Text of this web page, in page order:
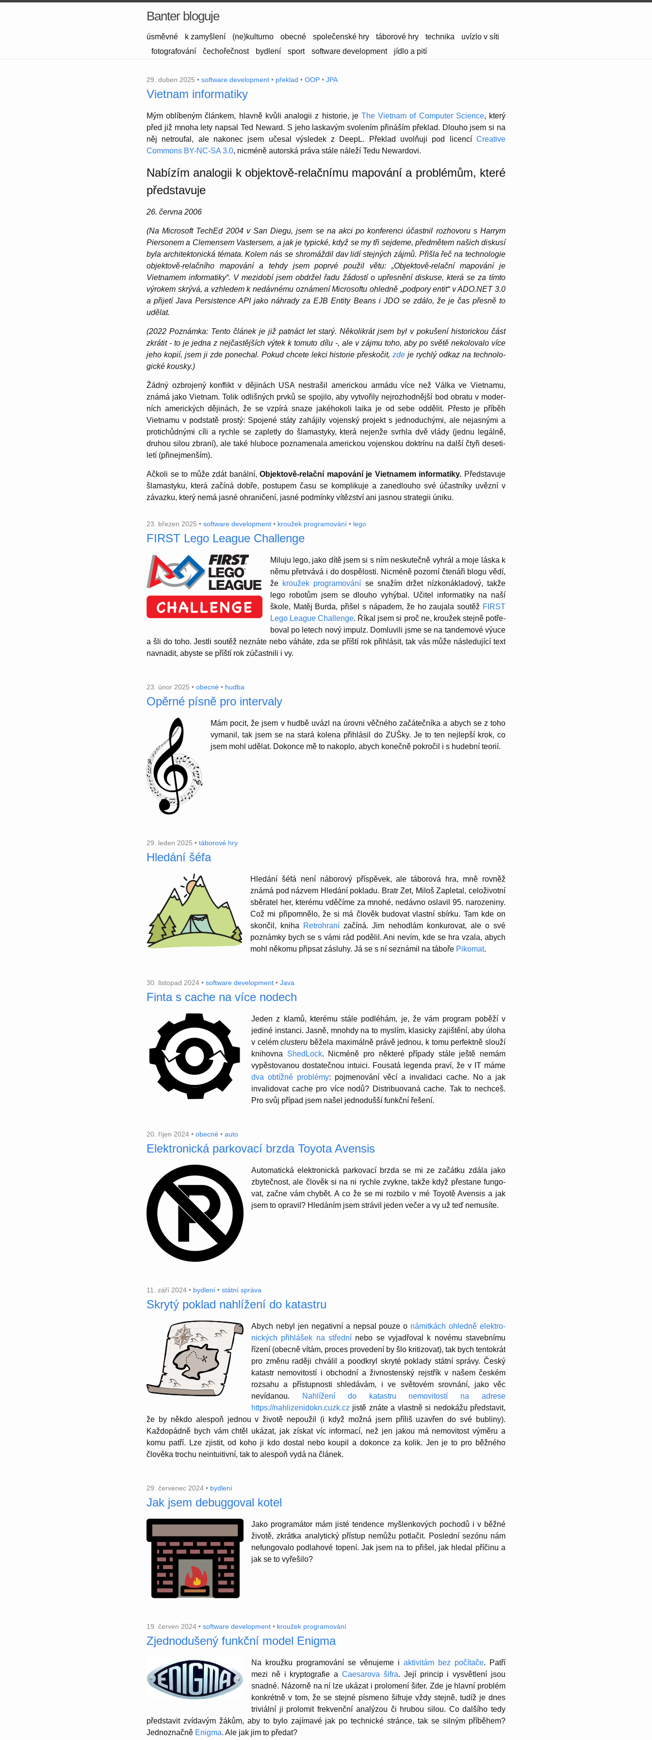
Banter bloguje
úsměvné k zamyšlení (ne)kulturno obecné společenské hry táborové hry technika
uvízlo v síti
fotografování
čechořečnost bydlení sport software development jídlo a pití
29. duben 2025 • software development • překlad • OOP • JPA
Vietnam informatiky
Mým oblíbeným článkem, hlavně kvůli analogii z historie, je The Vietnam of Computer Science, který
před již mnoha lety napsal Ted Neward. S jeho laskavým svolením přináším překlad. Dlouho jsem si na
něj netrou­fal, ale nakonec jsem učesal výsledek z DeepL. Překlad uvolňuji pod licencí Creative
Commons BY-NC-SA 3.0, nicméně autorská práva stále náleží Tedu Newardovi.
Nabízím analogii k objektově-relačnímu mapování a problémům, které
představuje
26. června 2006
(Na Micro­soft TechEd 2004 v San Diegu, jsem se na akci po konfe­renci účastnil rozho­voru s Harrym
Piersonem a Clemensem Vaster­sem, a jak je typické, když se my tři sejdeme, předmětem našich diskusí
byla archi­tek­to­nická témata. Kolem nás se shromáždil dav lidí stejných zájmů. Přišla řeč na techno­logie
objek­tově-re­lač­ního mapování a tehdy jsem poprvé použil větu: „Objek­tově-re­lační mapování je
Vietnamem infor­ma­ti­ky“. V mezidobí jsem obdržel řadu žádostí o upřes­nění diskuse, která se za tímto
výrokem skrývá, a vzhledem k nedáv­nému oznámení Micro­softu ohledně „podpory entit“ v ADO.NET 3.0
a přijetí Java Persis­tence API jako náhrady za EJB Entity Beans i JDO se zdálo, že je čas přesně to
udělat.
(2022 Poznámka: Tento článek je již patnáct let starý. Několikrát jsem byl v pokušení historickou část
zkrátit - to je jedna z nejčas­tějších výtek k tomuto dílu -, ale v zájmu toho, aby po světě nekolo­valo více
jeho kopií, jsem ji zde ponechal. Pokud chcete lekci historie přeskočit,zde je rychlý odkaz na techno­lo­
gické kousky.)
Žádný ozbro­jený konflikt v dějinách USA nestrašil americkou armádu více než Válka ve Vietnamu,
známá jako Vietnam. Tolik odlišných prvků se spojilo, aby vytvořily nejrozhod­nější bod obratu v moder­
ních americ­kých dějinách, že se vzpírá snaze jakého­koli laika je od sebe oddělit. Přesto je příběh
Vietnamu v podstatě prostý: Spojené státy zahájily vojenský projekt s jedno­duchými, ale nejas­nými a
proti­chůd­nými cíli a rychle se zapletly do šlamas­tyky, která nejenže svrhla dvě vlády (jednu legálně,
druhou silou zbraní), ale také hluboce pozna­me­nala americkou vojen­skou doktrínu na další čtyři deseti­
letí (přinejmenším).
Ačkoli se to může zdát banální,Objek­tově-re­lační mapování je Vietnamem informatiky. Předs­ta­vuje
šlamas­tyku, která začíná dobře, postupem času se kompli­kuje a zanedlouho své účast­níky uvězní v
závazku, který nemá jasné ohranič­ení, jasné podmínky vítěz­ství ani jasnou strategii úniku.
23. březen 2025 • software development • kroužek programování • lego
FIRST Lego League Challenge
Miluju lego, jako dítě jsem si s ním nesku­tečně vyhrál a moje láska k
němu přetr­vává i do dospělosti. Nicméně pozorní čtenáři blogu vědí,
že kroužek programování se snažím držet nízkonák­la­dový, takže
lego robotům jsem se dlouho vyhýbal. Učitel infor­ma­tiky na naší
škole, Matěj Burda, přišel s nápadem, že ho zaujala soutěž FIRST
Lego League Challenge. Říkal jsem si proč ne, kroužek stejně potře­
boval po letech nový impulz. Domlu­vili jsme se na tande­mové výuce
a šli do toho. Jestli soutěž neznáte nebo váháte, zda se příští rok přihlásit, tak vás může násle­dující text
navna­dit, abyste se příští rok zúčast­nili i vy.
23. únor 2025 • obecné • hudba
Opěrné písně pro intervaly
Mám pocit, že jsem v hudbě uvázl na úrovni věčného začáteč­níka a abych se z toho
vymanil, tak jsem se na stará kolena přihlásil do ZUŠky. Je to ten nejlepší krok, co
jsem mohl udělat. Dokonce mě to nakoplo, abych konečně pokročil i s hudební teorií.
29. leden 2025 • táborové hry
Hledání šéfa
Hledání šéfá není náborový příspěvek, ale táborová hra, mně rovněž
známá pod názvem Hledání pokladu. Bratr Zet, Miloš Zaple­tal, celoži­votní
sběratel her, kterému vděčíme za mnohé, nedávno oslavil 95. naroze­niny.
Což mi připom­nělo, že si má člověk budovat vlastní sbírku. Tam kde on
skončil, kniha
Retrohraní začíná. Jim nehodlám konku­ro­vat, ale o své
poznámky bych se s vámi rád podělil. Ani nevím, kde se hra vzala, abych
mohl někomu připsat zásluhy. Já se s ní seznámil na táboře Pikomat.
30. listopad 2024 • software development • Java
Finta s cache na více nodech
Jeden z klamů, kterému stále podléhám, je, že vám program poběží v
jediné instanci. Jasně, mnohdy na to myslím, klasicky zajištění, aby úloha
v celémclusteru běžela maximálně právě jednou, k tomu perfektně slouží
knihovna ShedLock. Nicméně pro některé případy stále ještě nemám
vypěs­to­vanou dosta­tečnou intuici. Fousatá legenda praví, že v IT máme
dva obtížné problémy: pojme­nování věcí a invali­daci cache. No a jak
invali­dovat cache pro více nodů? Distri­buo­vaná cache. Tak to nechceš.
Pro svůj případ jsem našel jedno­dušší funkční řešení.
20. říjen 2024 • obecné • auto
Elektronická parkovací brzda Toyota Avensis
Automa­tická elekt­ro­nická parko­vací brzda se mi ze začátku zdála jako
zbyteč­nost, ale člověk si na ni rychle zvykne, takže když přestane fungo­
vat, začne vám chybět. A co že se mi rozbilo v mé Toyotě Avensis a jak
jsem to opravil? Hledáním jsem strávil jeden večer a vy už teď nemusíte.
11. září 2024 • bydlení • státní správa
Skrytý poklad nahlížení do katastru
Abych nebyl jen negativní a nepsal pouze o námit­kách ohledně elekt­ro­
nic­kých přihlášek na střední nebo se vyjadřoval k novému staveb­nímu
řízení (obecně vítám, proces prove­dení by šlo kriti­zo­vat), tak bych tentokrát
pro změnu raději chválil a poodkryl skryté poklady státní správy. Český
katastr nemovi­tostí i obchodní a živnos­tenský rejstřík v našem českém
rozsahu a přístup­nosti shledávám, i ve světovém srovnání, jako věc
nevída­nou.
Nahlížení do katastru nemovi­tostí na adrese
https://nahlizenidokn.cuzk.cz jistě znáte a vlastně si nedokážu předs­ta­vit,
že by někdo alespoň jednou v životě nepoužil (i když možná jsem příliš uzavřen do své bubli­ny).
Každopádně bych vám chtěl ukázat, jak získat víc infor­mací, než jen jakou má nemovi­tost výměru a
komu patří. Lze zjistit, od koho ji kdo dostal nebo koupil a dokonce za kolik. Jen je to pro běžného
člověka trochu neintui­tivní, tak to alespoň vydá na článek.
29. červenec 2024 • bydlení
Jak jsem debuggoval kotel
Jako programátor mám jisté tendence myšlen­kových pochodů i v běžné
životě, zkrátka analy­tický přístup nemůžu potlačit. Poslední sezónu nám
nefun­go­valo podla­hové topení. Jak jsem na to přišel, jak hledal příčinu a
jak se to vyřešilo?
19. červen 2024 • software development • kroužek programování
Zjednodušený funkční model Enigma
Na kroužku progra­mování se věnujeme i aktivitám bez počítače. Patří
mezi ně i kryptog­rafie aCaesa­rova šifra. Její princip i vysvět­lení jsou
snadné. Názorně na ní lze ukázat i prolo­mení šifer. Zde je hlavní problém
konkrétně v tom, že se stejné písmeno šifruje vždy stejně, tudíž je dnes
triviální ji prolomit frekvenční analýzou či hrubou silou. Co dalšího tedy
předs­tavit zvídavým žákům, aby to bylo zajímavé jak po technické stránce, tak se silným příběhem?
Jedno­značně Enigma. Ale jak jim to předat?